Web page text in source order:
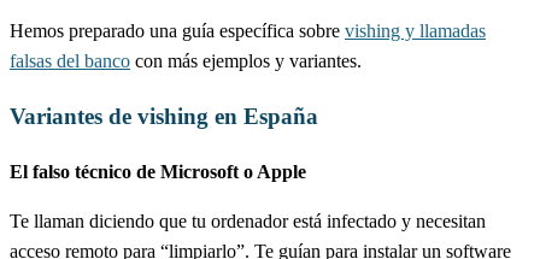
Hemos preparado una guía específica sobre vishing y llamadas
falsas del banco con más ejemplos y variantes.
Variantes de vishing en España
El falso técnico de Microsoft o Apple
Te llaman diciendo que tu ordenador está infectado y necesitan
acceso remoto para “limpiarlo”. Te guían para instalar un software